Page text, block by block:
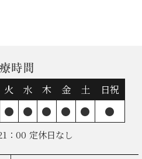
時間
火 水 木 金 土 日祝
● ● ● ● ● ●
：00 定休日なし